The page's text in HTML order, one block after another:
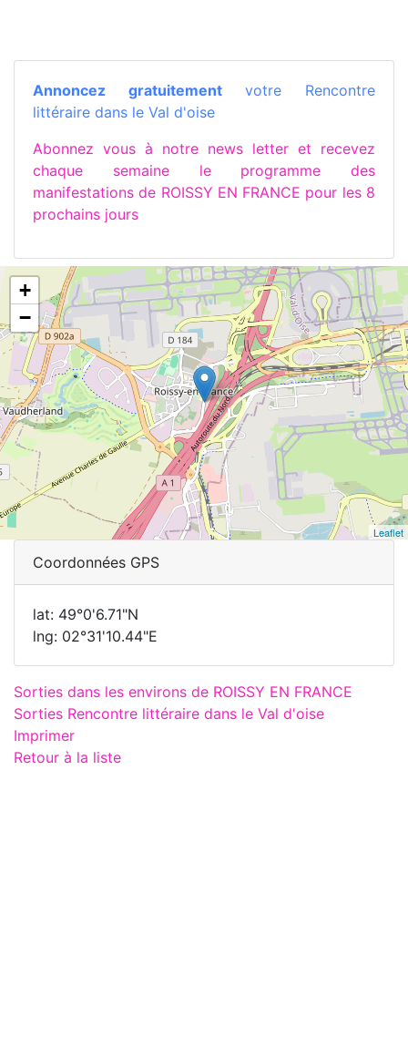
Annoncez gratuitementvotre Rencontre
littéraire dans le Val d'oise
Abonnez vous à notre news letter et recevez
chaque semaine le programme des
manifestations de ROISSY EN FRANCE pour les 8
prochains jours
+
−
Leaflet
Coordonnées GPS
lat: 49°0'6.71"N
lng: 02°31'10.44"E
Sorties dans les environs de ROISSY EN FRANCE
Sorties Rencontre littéraire dans le Val d'oise
Imprimer
Retour à la liste